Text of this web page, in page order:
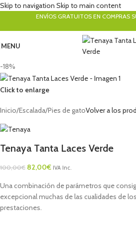
Skip to navigation Skip to main content
ENVÍOS GRATUITOS EN COMPRAS
MENU
-18%
Click to enlarge
Inicio/Escalada/Pies de gatoVolver a los
Tenaya Tanta Laces Verde
100,00€ 82,00€ IVA Inc.
Una combinación de parámetros que
excepcional muchas de las cualidades de
prestaciones.